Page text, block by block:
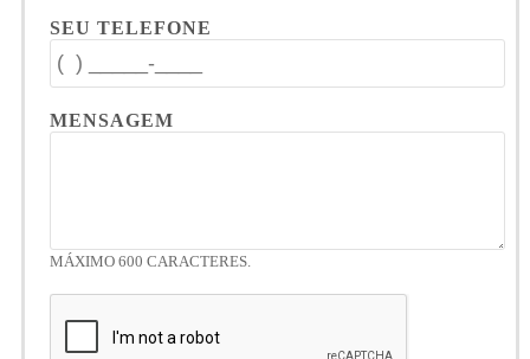
SEU TELEFONE
MENSAGEM
MÁXIMO 600 CARACTERES.